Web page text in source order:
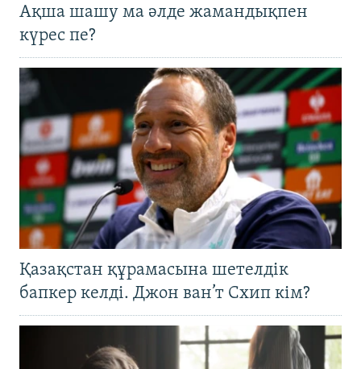
Ақша шашу ма әлде жамандықпен
күрес пе?
Қазақстан құрамасына шетелдік
бапкер келді. Джон ван’т Схип кім?